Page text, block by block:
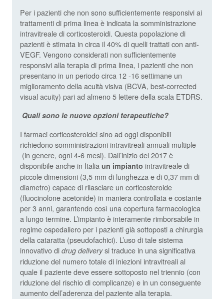
Per i pazienti che non sono sufficientemente responsivi ai
trattamenti di prima linea è indicata la somministrazione
intravitreale di corticosteroidi. Questa popolazione di
pazienti è stimata in circa il 40% di quelli trattati con anti-
VEGF. Vengono considerati non sufficientemente
responsivi alla terapia di prima linea, i pazienti che non
presentano in un periodo circa 12 -16 settimane un
miglioramento della acuità visiva (BCVA, best-corrected
visual acuity) pari ad almeno 5 lettere della scala ETDRS.
Quali sono le nuove opzioni terapeutiche?
I farmaci corticosteroidei sino ad oggi disponibili
richiedono somministrazioni intravitreali annuali multiple
(in genere, ogni 4-6 mesi). Dall’inizio del 2017 è
disponibile anche in Italia un impianto intravitreale di
piccole dimensioni (3,5 mm di lunghezza e di 0,37 mm di
diametro) capace di rilasciare un corticosteroide
(fluocinolone acetonide) in maniera controllata e costante
per 3 anni, garantendo così una copertura farmacologica
a lungo termine. L’impianto è interamente rimborsabile in
regime ospedaliero per i pazienti già sottoposti a chirurgia
della cataratta (pseudofachici). L’uso di tale sistema
innovativo di drug deliverysi traduce in una significativa
riduzione del numero totale di iniezioni intravitreali al
quale il paziente deve essere sottoposto nel triennio (con
riduzione del rischio di complicanze) e in un conseguente
aumento dell’aderenza del paziente alla terapia.